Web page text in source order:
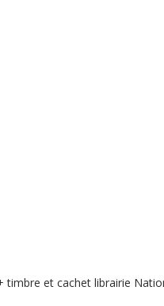
et cachet librairie